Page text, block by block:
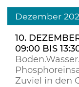
Dezember
10.
09:00 BIS
Zuviel in den